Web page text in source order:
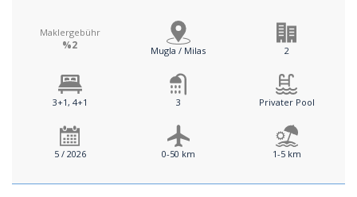
Maklergebühr
%2 Mugla / Milas 2
3+1, 4+1 3 Privater Pool
5 / 2026 0-50 km 1-5 km